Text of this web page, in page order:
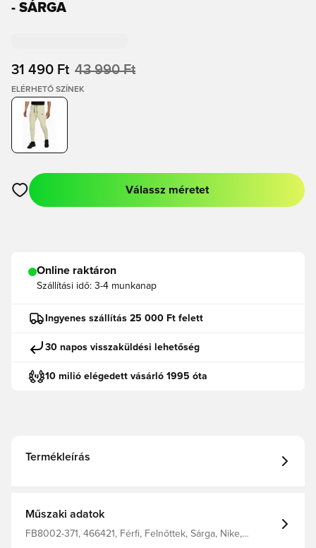
- SÁRGA
31 490 Ft 43 990 Ft
ELÉRHETŐ SZÍNEK
Megnyit egy modált a bejelentkezéshez vagy a tagként való
Válassz méretet
Online raktáron
Szállítási idő: 3-4 munkanap
Ingyenes szállítás 25 000 Ft felett
30 napos visszaküldési lehetőség
10 milió elégedett vásárló 1995 óta
Termékleírás
Műszaki adatok
FB8002-371, 466421, Férfi, Felnőttek, Sárga, Nike,